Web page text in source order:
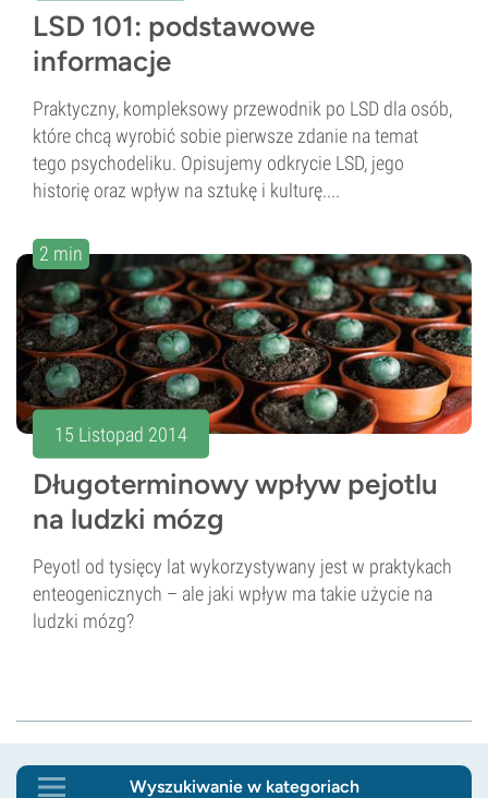
LSD 101: podstawowe
informacje
Praktyczny, kompleksowy przewodnik po LSD dla osób,
które chcą wyrobić sobie pierwsze zdanie na temat
tego psychodeliku. Opisujemy odkrycie LSD, jego
historię oraz wpływ na sztukę i kulturę....
2 min
15 Listopad 2014
Długoterminowy wpływ pejotlu
na ludzki mózg
Peyotl od tysięcy lat wykorzystywany jest w praktykach
enteogenicznych – ale jaki wpływ ma takie użycie na
ludzki mózg?
Wyszukiwanie w kategoriach